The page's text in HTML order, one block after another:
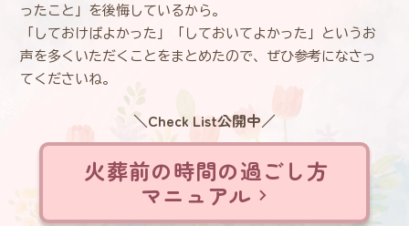
ったこと」を後悔しているから。
「しておけばよかった」「しておいてよかった」というお
声を多くいただくことをまとめたので、ぜひ参考になさっ
てくださいね。
＼Check List公開中／
火葬前の時間の過ごし方
マニュアル